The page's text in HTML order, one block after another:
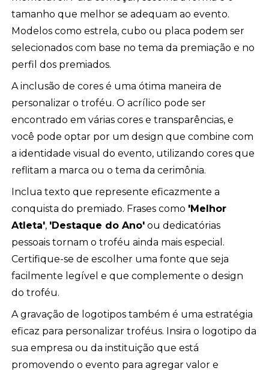
tamanho que melhor se adequam ao evento.
Modelos como estrela, cubo ou placa podem ser
selecionados com base no tema da premiação e no
perfil dos premiados.
A inclusão de cores é uma ótima maneira de
personalizar o troféu. O acrílico pode ser
encontrado em várias cores e transparências, e
você pode optar por um design que combine com
a identidade visual do evento, utilizando cores que
reflitam a marca ou o tema da cerimônia.
Inclua texto que represente eficazmente a
conquista do premiado. Frases como 'Melhor
Atleta', 'Destaque do Ano' ou dedicatórias
pessoais tornam o troféu ainda mais especial.
Certifique-se de escolher uma fonte que seja
facilmente legível e que complemente o design
do troféu.
A gravação de logotipos também é uma estratégia
eficaz para personalizar troféus. Insira o logotipo da
sua empresa ou da instituição que está
promovendo o evento para agregar valor e